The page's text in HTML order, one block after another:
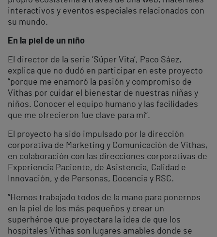
interactivos y eventos especiales relacionados con
su mundo.
En la piel de un niño
El director de la serie ‘Súper Vita’, Paco Sáez,
explica que no dudó en participar en este proyecto
“porque me enamoró la pasión y compromiso de
Vithas por cuidar el bienestar de nuestras niñas y
niños. Conocer el equipo humano y las facilidades
que me ofrecieron fue clave para mí”.
El proyecto ha sido impulsado por la dirección
corporativa de Marketing y Comunicación de Vithas,
en colaboración con las direcciones corporativas de
Experiencia Paciente, de Asistencia, Calidad e
Innovación, y de Personas, Docencia y RSC.
“Hemos trabajado todos de la mano para ponernos
en la piel de los más pequeños y crear un
superhéroe que proyectara la idea de que los
hospitales Vithas son lugares amables donde se